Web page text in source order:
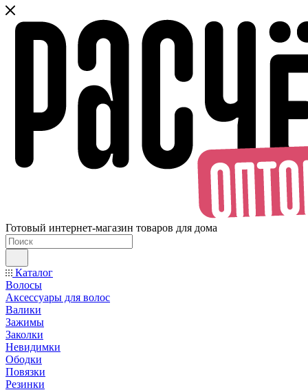
Готовый интернет-магазин товаров для дома
Каталог
Волосы
Аксессуары для волос
Валики
Зажимы
Заколки
Невидимки
Ободки
Повязки
Резинки